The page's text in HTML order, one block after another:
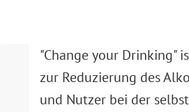
"Change your Drinking"
zur Reduzierung des
und Nutzer bei der